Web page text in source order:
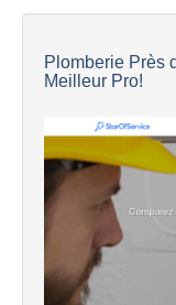
Plomberie Près
Meilleur Pro!